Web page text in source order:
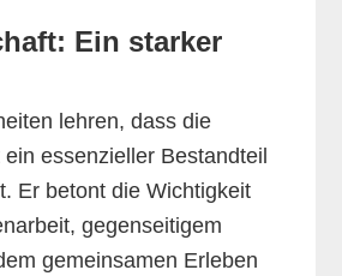
Ein starker
lehren, dass die
essenzieller Bestandteil
Er betont die Wichtigkeit
gegenseitigem
gemeinsamen Erleben